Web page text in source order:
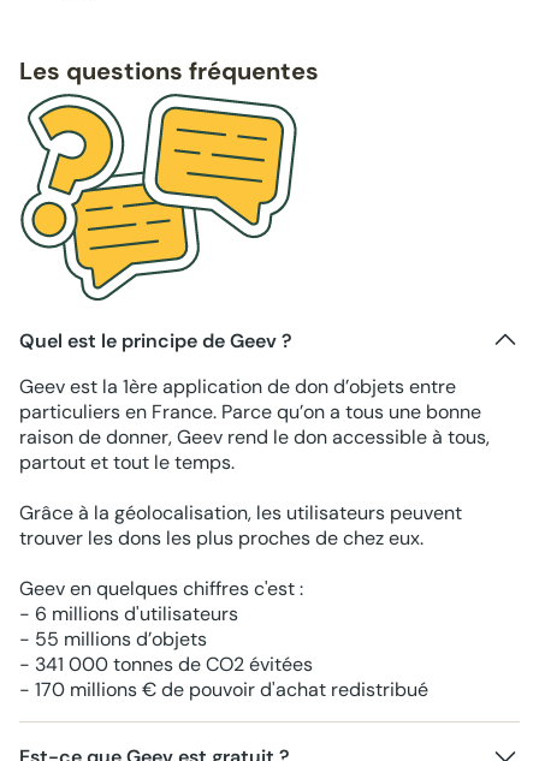
Les questions fréquentes
Quel est le principe de Geev ?
Geev est la 1ère application de don d’objets entre
particuliers en France. Parce qu’on a tous une bonne
raison de donner, Geev rend le don accessible à tous,
partout et tout le temps.
Grâce à la géolocalisation, les utilisateurs peuvent
trouver les dons les plus proches de chez eux.
Geev en quelques chiffres c'est :
- 6 millions d'utilisateurs
- 55 millions d’objets
- 341 000 tonnes de CO2 évitées
- 170 millions € de pouvoir d'achat redistribué